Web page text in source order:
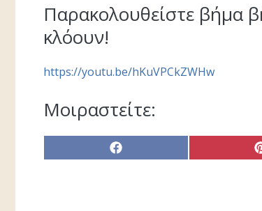
Παρακολουθείστε βήμα
κλόουν!
https://youtu.be/hKuVPCkZWHw
Μοιραστείτε:
Share
on